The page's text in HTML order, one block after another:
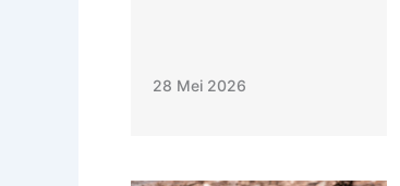
28 Mei 2026